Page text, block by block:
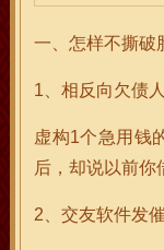
一、怎样不撕破
1、相反向欠债
虚构1个急用钱
后，却说以前你
2、交友软件发